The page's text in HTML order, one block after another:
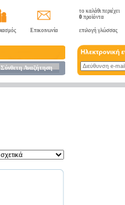
Επικοινωνία
Σύνθετη Αναζήτηση
το καλάθι περιέχει
0 προϊόντα
επιλογή γλώσσας